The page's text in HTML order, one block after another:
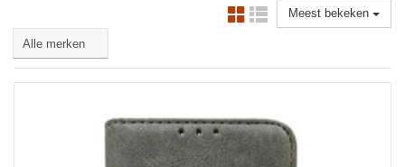
Meest bekeken